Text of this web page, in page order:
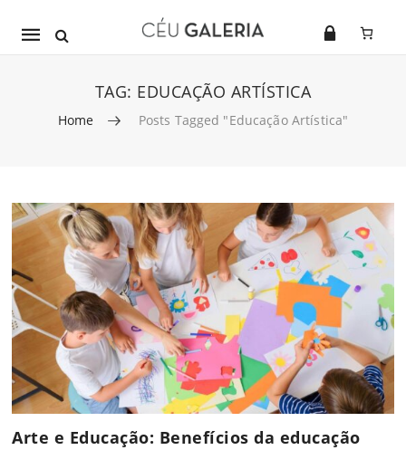
Mobile
TAG: EDUCAÇÃO ARTÍSTICA
Home Posts Tagged "educação Artística"
Skip to content
Arte e Educação: Benefícios da educação